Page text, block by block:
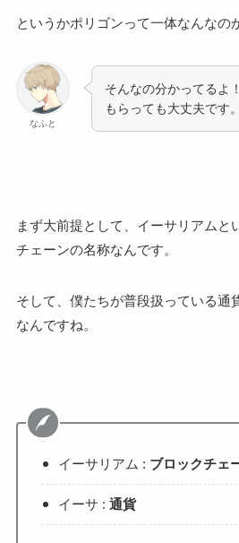
というかポリゴンって一体なんなの
なふと
そんなの分かってるよ
もらっても大丈夫です。
まず大前提として、イーサリアムと
チェーンの名称なんです。
そして、僕たちが普段扱っている通
なんですね。
イーサリアム : ブロックチェ
イーサ : 通貨